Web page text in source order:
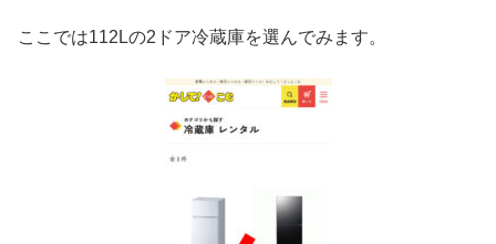
ここでは112Lの2ドア冷蔵庫を選んでみます。